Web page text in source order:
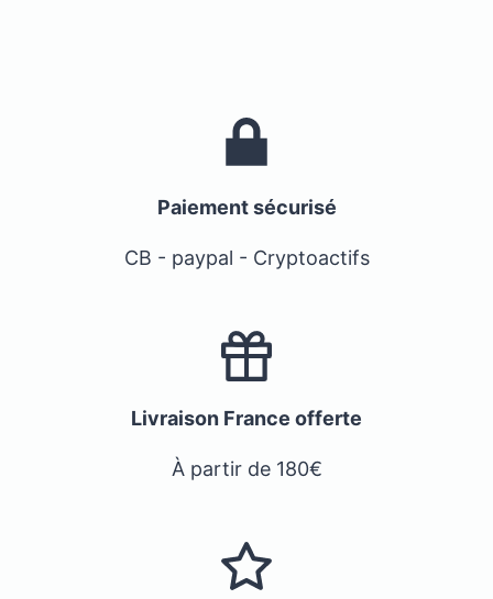
Paiement sécurisé
CB - paypal - Cryptoactifs
Livraison France offerte
À partir de 180€